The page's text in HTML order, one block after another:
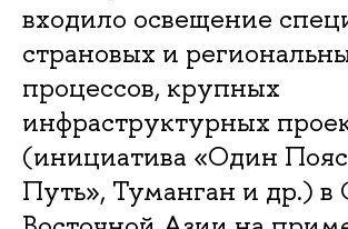
входило освещение
страновых и
процессов, крупных
инфраструктурных
(инициатива «Один
Путь», Туманган и др.) в